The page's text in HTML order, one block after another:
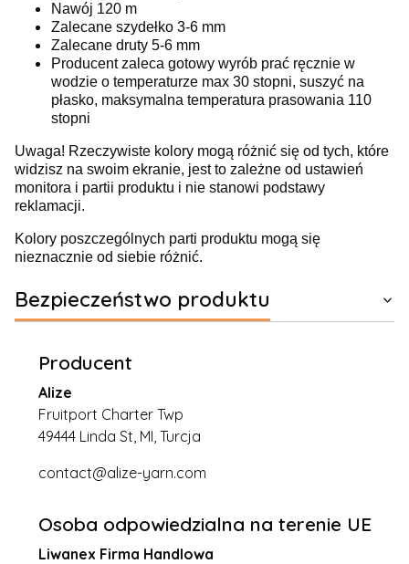
Nawój 120 m
Zalecane szydełko 3-6 mm
Zalecane druty 5-6 mm
Producent zaleca gotowy wyrób prać ręcznie w
wodzie o temperaturze max 30 stopni, suszyć na
płasko, maksymalna temperatura prasowania 110
stopni
Uwaga! Rzeczywiste kolory mogą różnić się od tych, które
widzisz na swoim ekranie, jest to zależne od ustawień
monitora i partii produktu i nie stanowi podstawy
reklamacji.
Kolory poszczególnych parti produktu mogą się
nieznacznie od siebie różnić.
Bezpieczeństwo produktu
Producent
Alize
Fruitport Charter Twp
49444 Linda St, MI, Turcja
contact@alize-yarn.com
Osoba odpowiedzialna na terenie UE
Liwanex Firma Handlowa